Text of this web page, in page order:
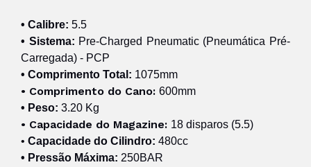
• Calibre: 5.5
• Sistema: Pre-Charged Pneumatic (Pneumática Pré-
Carregada) - PCP
• Comprimento Total: 1075mm
• Comprimento do Cano: 600mm
• Peso: 3.20 Kg
• Capacidade do Magazine: 18 disparos (5.5)
• Capacidade do Cilindro: 480cc
• Pressão Máxima: 250BAR